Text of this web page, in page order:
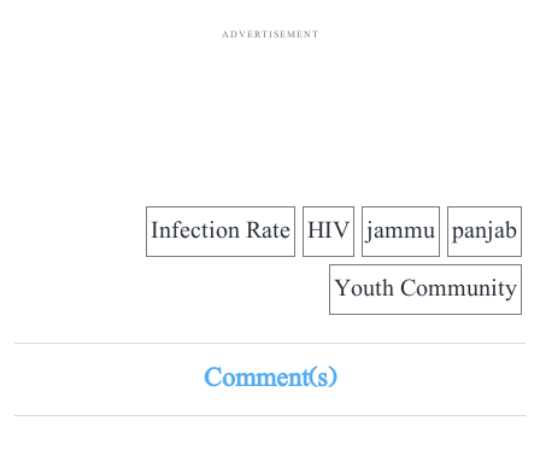
ADVERTISEMENT
panjab
jammu
HIV
Infection Rate
Youth Community
Comment(s)